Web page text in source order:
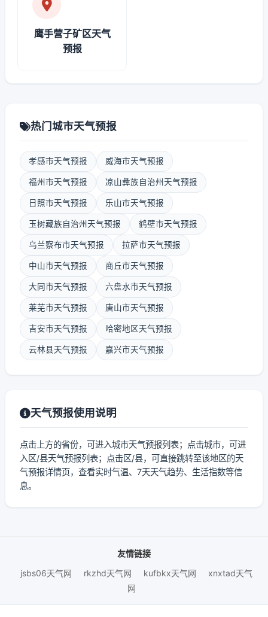
鹰手营子矿区天气
预报
热门城市天气预报
孝感市天气预报 威海市天气预报
福州市天气预报 凉山彝族自治州天气预报
日照市天气预报 乐山市天气预报
玉树藏族自治州天气预报 鹤壁市天气预报
乌兰察布市天气预报 拉萨市天气预报
中山市天气预报 商丘市天气预报
大同市天气预报 六盘水市天气预报
莱芜市天气预报 唐山市天气预报
吉安市天气预报 哈密地区天气预报
云林县天气预报 嘉兴市天气预报
天气预报使用说明
点击上方的省份，可进入城市天气预报列表；点击城市，可进
入区/县天气预报列表；点击区/县，可直接跳转至该地区的天
气预报详情页，查看实时气温、7天天气趋势、生活指数等信
息。
友情链接
jsbs06天气网
rkzhd天气网 kufbkx天气网
xnxtad天气
网